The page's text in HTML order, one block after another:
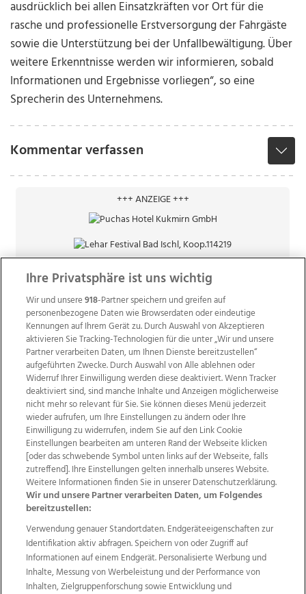
ausdrücklich bei allen Einsatzkräften vor Ort für die
rasche und professionelle Erstversorgung der Fahrgäste
sowie die Unterstützung bei der Unfallbewältigung. Über
weitere Erkenntnisse werden wir informieren, sobald
Informationen und Ergebnisse vorliegen“, so eine
Sprecherin des Unternehmens.
Kommentar verfassen
+++ ANZEIGE +++
Wir über uns Mediadaten Kontakt
Jobs
Datenschutz
Impressum
AGB Anzeigekunden
AGB Website
Ehrenkodex Politische Werbung
Weitere Angebote des Medienhauses Wimmer
TV1 di-mog-i.at OÖNow
Ischler Woche
Life Radio
OÖNachrichten
OÖN Immobilien
OÖN Karriere
OÖN Reise
Promenaden Galerien
Ihre Privatsphäre ist uns wichtig
Wir und unsere918-Partner speichern und greifen auf
personenbezogene Daten wie Browserdaten oder eindeutige
Kennungen auf Ihrem Gerät zu. Durch Auswahl von Akzeptieren
aktivieren Sie Tracking-Technologien für die unter „Wir und unsere
Partner verarbeiten Daten, um Ihnen Dienste bereitzustellen“
aufgeführten Zwecke. Durch Auswahl von Alle ablehnen oder
Widerruf Ihrer Einwilligung werden diese deaktiviert. Wenn Tracker
deaktiviert sind, sind manche Inhalte und Anzeigen möglicherweise
nicht mehr so relevant für Sie. Sie können dieses Menü jederzeit
wieder aufrufen, um Ihre Einstellungen zu ändern oder Ihre
Einwilligung zu widerrufen, indem Sie auf den Link Cookie
Einstellungen bearbeiten am unteren Rand der Webseite klicken
[oder das schwebende Symbol unten links auf der Webseite, falls
zutreffend]. Ihre Einstellungen gelten innerhalb unseres Website.
Weitere Informationen finden Sie in unserer Datenschutzerklärung.
Wir und unsere Partner verarbeiten Daten, um Folgendes
bereitzustellen:
Verwendung genauer Standortdaten. Endgeräteeigenschaften zur
Identifikation aktiv abfragen. Speichern von oder Zugriff auf
Informationen auf einem Endgerät. Personalisierte Werbung und
Inhalte, Messung von Werbeleistung und der Performance von
Inhalten, Zielgruppenforschung sowie Entwicklung und